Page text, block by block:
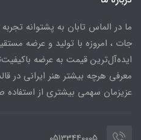
ما در الماس تابان به پشتوانه
جات ، امروزه با تولید و عرضه
ایده‌آل‌ترین قیمت به عرضه
معرفی هرچه بیشتر هنر ایرانی در
عزیزمان سهمی بیشتری از استفاده